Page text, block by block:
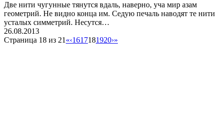
Две нити чугунные тянутся вдаль, наверно, уча мир азам
геометрий. Не видно конца им. Седую печаль наводят те нити
усталых симметрий. Несутся…
26.08.2013
Страница 18 из 21 «‹1617181920›»